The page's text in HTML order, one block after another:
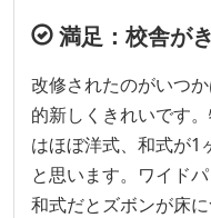
満足：校舎が
改修されたのがいつ
的新しくきれいです
はほぼ洋式、和式が1
と思います。ワイド
和式だとズボンが床